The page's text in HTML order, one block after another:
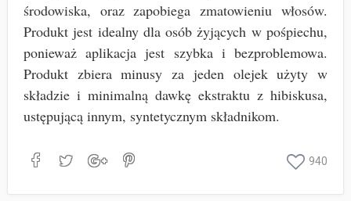
środowiska, oraz zapobiega zmatowieniu włosów.
Produkt jest idealny dla osób żyjących w pośpiechu,
ponieważ aplikacja jest szybka i bezproblemowa.
Produkt zbiera minusy za jeden olejek użyty w
składzie i minimalną dawkę ekstraktu z hibiskusa,
ustępującą innym, syntetycznym składnikom.
940